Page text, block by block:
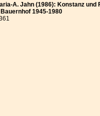
A. Jahn (1986): Konstanz
1945-1980